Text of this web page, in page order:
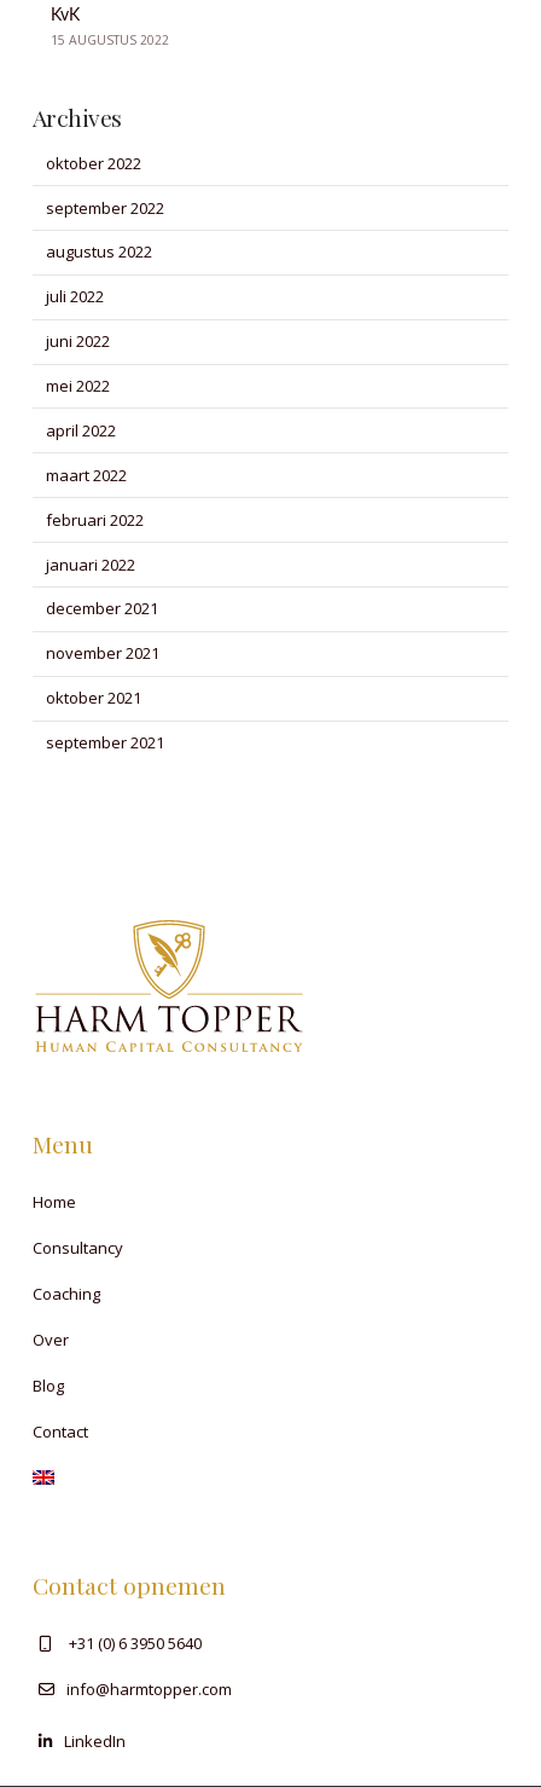
KvK
15 AUGUSTUS 2022
Archives
oktober 2022
september 2022
augustus 2022
juli 2022
juni 2022
mei 2022
april 2022
maart 2022
februari 2022
januari 2022
december 2021
november 2021
oktober 2021
september 2021
Menu
Home
Consultancy
Coaching
Over
Blog
Contact
Contact opnemen
+31 (0) 6 3950 5640
info@harmtopper.com
LinkedIn